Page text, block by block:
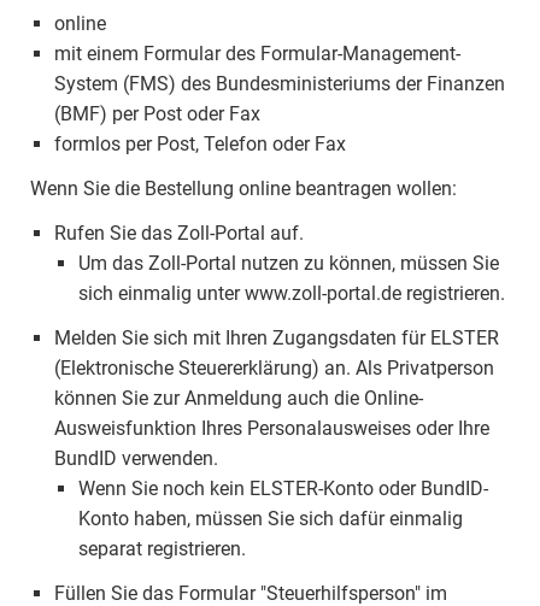
online
mit einem Formular des Formular-Management-
System (FMS) des Bundesministeriums der Finanzen
(BMF) per Post oder Fax
formlos per Post, Telefon oder Fax
Wenn Sie die Bestellung online beantragen wollen:
Rufen Sie das Zoll-Portal auf.
Um das Zoll-Portal nutzen zu können, müssen Sie
sich einmalig unter www.zoll-portal.de registrieren.
Melden Sie sich mit Ihren Zugangsdaten für ELSTER
(Elektronische Steuererklärung) an. Als Privatperson
können Sie zur Anmeldung auch die Online-
Ausweisfunktion Ihres Personalausweises oder Ihre
BundID verwenden.
Wenn Sie noch kein ELSTER-Konto oder BundID-
Konto haben, müssen Sie sich dafür einmalig
separat registrieren.
Füllen Sie das Formular "Steuerhilfsperson" im